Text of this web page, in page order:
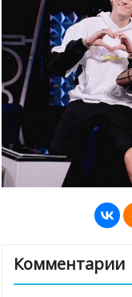
Комментарии